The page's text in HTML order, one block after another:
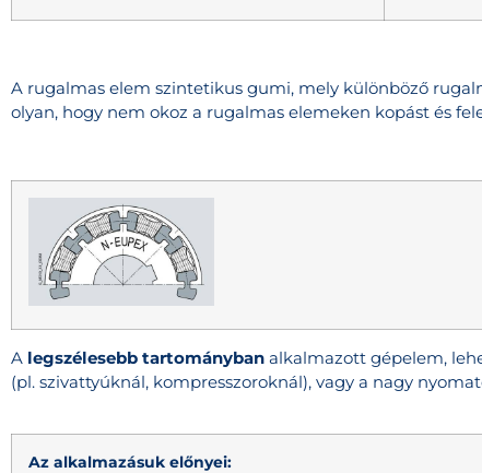
A rugalmas elem szintetikus gumi, mely különböző
olyan, hogy nem okoz a rugalmas elemeken kopást és
A legszélesebb tartományban alkalmazott gépelem,
(pl. szivattyúknál, kompresszoroknál), vagy a nagy
Az alkalmazásuk előnyei: